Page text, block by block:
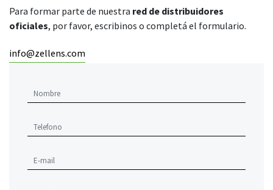
Para formar parte de nuestra red de distribuidores
oficiales, por favor, escribinos o completá el formulario.
info@zellens.com